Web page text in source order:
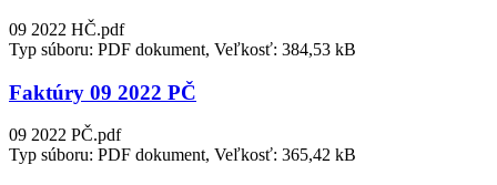
09 2022 HČ.pdf
Typ súboru: PDF dokument, Veľkosť: 384,53 kB
Faktúry 09 2022 PČ
09 2022 PČ.pdf
Typ súboru: PDF dokument, Veľkosť: 365,42 kB